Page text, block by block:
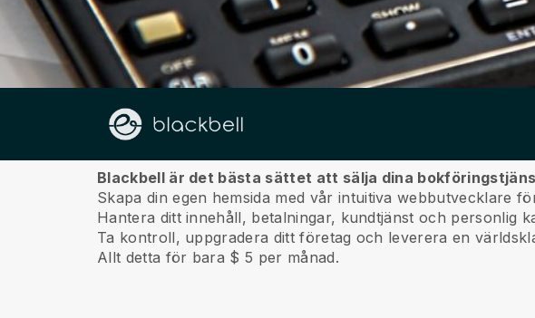
Om oss
Blackbell är det bästa sättet att sälja dina
Skapa din egen hemsida med vår intuitiva webbutvecklare
Hantera ditt innehåll, betalningar, kundtjänst och personlig
Ta kontroll, uppgradera ditt företag och leverera en
Allt detta för bara $ 5 per månad.